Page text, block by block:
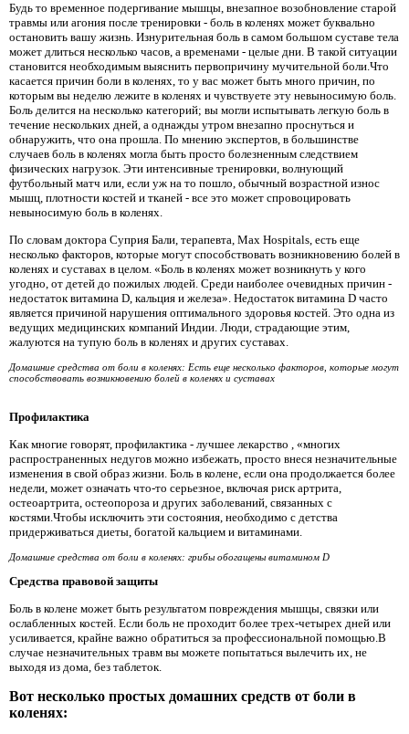
Будь то временное подергивание мышцы, внезапное возобновление старой
травмы или агония после тренировки - боль в коленях может буквально
остановить вашу жизнь. Изнурительная боль в самом большом суставе тела
может длиться несколько часов, а временами - целые дни. В такой ситуации
становится необходимым выяснить первопричину мучительной боли.Что
касается причин боли в коленях, то у вас может быть много причин, по
которым вы неделю лежите в коленях и чувствуете эту невыносимую боль.
Боль делится на несколько категорий; вы могли испытывать легкую боль в
течение нескольких дней, а однажды утром внезапно проснуться и
обнаружить, что она прошла. По мнению экспертов, в большинстве
случаев боль в коленях могла быть просто болезненным следствием
физических нагрузок. Эти интенсивные тренировки, волнующий
футбольный матч или, если уж на то пошло, обычный возрастной износ
мышц, плотности костей и тканей - все это может спровоцировать
невыносимую боль в коленях.
По словам доктора Суприя Бали, терапевта, Max Hospitals, есть еще
несколько факторов, которые могут способствовать возникновению болей в
коленях и суставах в целом. «Боль в коленях может возникнуть у кого
угодно, от детей до пожилых людей. Среди наиболее очевидных причин -
недостаток витамина D, кальция и железа». Недостаток витамина D часто
является причиной нарушения оптимального здоровья костей. Это одна из
ведущих медицинских компаний Индии. Люди, страдающие этим,
жалуются на тупую боль в коленях и других суставах.
Домашние средства от боли в коленях: Есть еще несколько факторов, которые могут
способствовать возникновению болей в коленях и суставах
Профилактика
Как многие говорят, профилактика - лучшее лекарство , «многих
распространенных недугов можно избежать, просто внеся незначительные
изменения в свой образ жизни. Боль в колене, если она продолжается более
недели, может означать что-то серьезное, включая риск артрита,
остеоартрита, остеопороза и других заболеваний, связанных с
костями.Чтобы исключить эти состояния, необходимо с детства
придерживаться диеты, богатой кальцием и витаминами.
Домашние средства от боли в коленях: грибы обогащены витамином D
Средства правовой защиты
Боль в колене может быть результатом повреждения мышцы, связки или
ослабленных костей. Если боль не проходит более трех-четырех дней или
усиливается, крайне важно обратиться за профессиональной помощью.В
случае незначительных травм вы можете попытаться вылечить их, не
выходя из дома, без таблеток.
Вот несколько простых домашних средств от боли в
коленях: